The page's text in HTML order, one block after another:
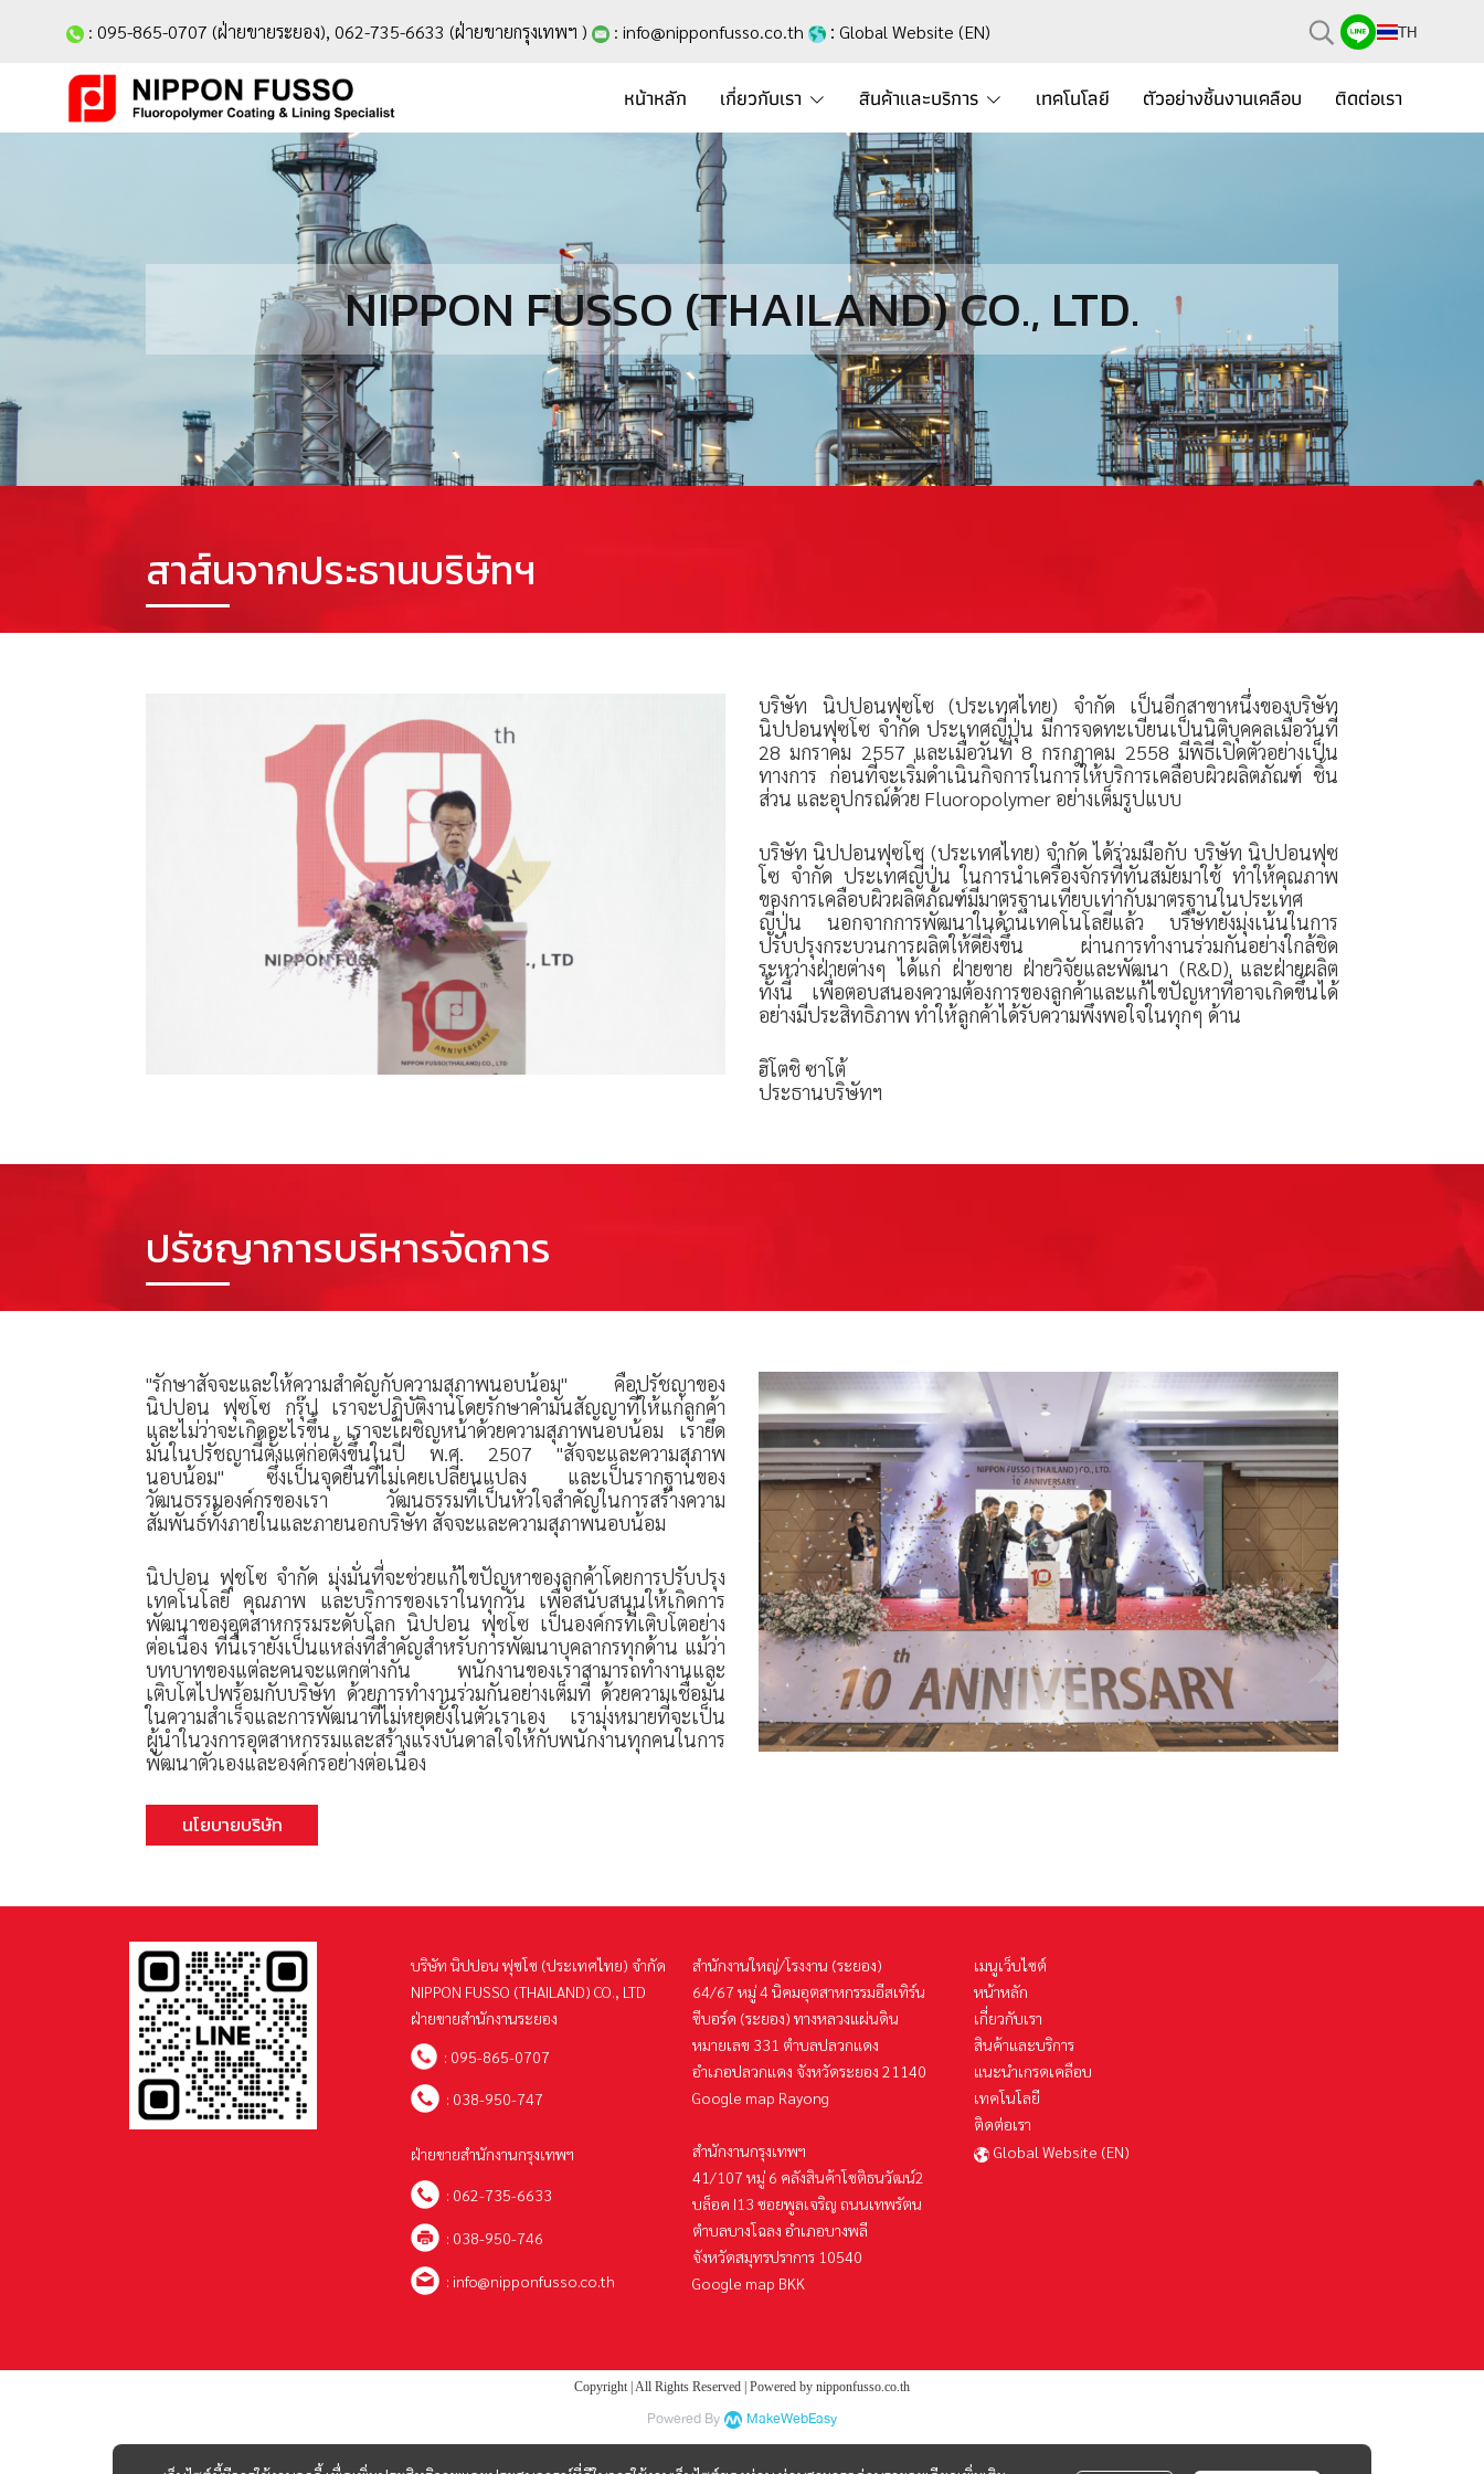
: 095-865-0707 (ฝ่ายขายระยอง), 062-735-6633 (ฝ่ายขายกรุงเทพฯ ) : info@nipponfusso.co.th : Global Website (EN) TH
หน้าหลัก เกี่ยวกับเรา สินค้าและบริการ เทคโนโลยี ตัวอย่างชิ้นงานเคลือบ ติดต่อเรา
NIPPON FUSSO (THAILAND) CO., LTD.
สาส์นจากประธานบริษัทฯ
บริษัท นิปปอนฟุซโซ (ประเทศไทย) จำกัด เป็นอีกสาขาหนึ่งของบริษัท
นิปปอนฟุซโซ จำกัด ประเทศญี่ปุ่น มีการจดทะเบียนเป็นนิติบุคคลเมื่อวันที่
28 มกราคม 2557 และเมื่อวันที่ 8 กรกฎาคม 2558 มีพิธีเปิดตัวอย่างเป็น
ทางการ ก่อนที่จะเริ่มดำเนินกิจการในการให้บริการเคลือบผิวผลิตภัณฑ์ ชิ้น
ส่วน และอุปกรณ์ด้วย Fluoropolymer อย่างเต็มรูปแบบ
บริษัท นิปปอนฟุซโซ (ประเทศไทย) จำกัด ได้ร่วมมือกับ บริษัท นิปปอนฟุซ
โซ จำกัด ประเทศญี่ปุ่น ในการนำเครื่องจักรที่ทันสมัยมาใช้ ทำให้คุณภาพ
ของการเคลือบผิวผลิตภัณฑ์มีมาตรฐานเทียบเท่ากับมาตรฐานในประเทศ
ญี่ปุ่น นอกจากการพัฒนาในด้านเทคโนโลยีแล้ว บริษัทยังมุ่งเน้นในการ
ปรับปรุงกระบวนการผลิตให้ดียิ่งขึ้น ผ่านการทำงานร่วมกันอย่างใกล้ชิด
ระหว่างฝ่ายต่างๆ ได้แก่ ฝ่ายขาย ฝ่ายวิจัยและพัฒนา (R&D) และฝ่ายผลิต
ทั้งนี้ เพื่อตอบสนองความต้องการของลูกค้าและแก้ไขปัญหาที่อาจเกิดขึ้นได้
อย่างมีประสิทธิภาพ ทำให้ลูกค้าได้รับความพึงพอใจในทุกๆ ด้าน
ฮิโตชิ ซาโต้
ประธานบริษัทฯ
ปรัชญาการบริหารจัดการ
"รักษาสัจจะและให้ความสำคัญกับความสุภาพนอบน้อม" คือปรัชญาของ
นิปปอน ฟุซโซ กรุ๊ป เราจะปฏิบัติงานโดยรักษาคำมั่นสัญญาที่ให้แก่ลูกค้า
และไม่ว่าจะเกิดอะไรขึ้น เราจะเผชิญหน้าด้วยความสุภาพนอบน้อม เรายึด
มั่นในปรัชญานี้ตั้งแต่ก่อตั้งขึ้นในปี พ.ศ. 2507 "สัจจะและความสุภาพ
นอบน้อม" ซึ่งเป็นจุดยืนที่ไม่เคยเปลี่ยนแปลง และเป็นรากฐานของ
วัฒนธรรมองค์กรของเรา วัฒนธรรมที่เป็นหัวใจสำคัญในการสร้างความ
สัมพันธ์ทั้งภายในและภายนอกบริษัท สัจจะและความสุภาพนอบน้อม
นิปปอน ฟุชโซ จำกัด มุ่งมั่นที่จะช่วยแก้ไขปัญหาของลูกค้าโดยการปรับปรุง
เทคโนโลยี คุณภาพ และบริการของเราในทุกวัน เพื่อสนับสนุนให้เกิดการ
พัฒนาของอุตสาหกรรมระดับโลก นิปปอน ฟุชโซ เป็นองค์กรที่เติบโตอย่าง
ต่อเนื่อง ที่นี่เรายังเป็นแหล่งที่สำคัญสำหรับการพัฒนาบุคลากรทุกด้าน แม้ว่า
บทบาทของแต่ละคนจะแตกต่างกัน พนักงานของเราสามารถทำงานและ
เติบโตไปพร้อมกับบริษัท ด้วยการทำงานร่วมกันอย่างเต็มที่ ด้วยความเชื่อมั่น
ในความสำเร็จและการพัฒนาที่ไม่หยุดยั้งในตัวเราเอง เรามุ่งหมายที่จะเป็น
ผู้นำในวงการอุตสาหกรรมและสร้างแรงบันดาลใจให้กับพนักงานทุกคนในการ
พัฒนาตัวเองและองค์กรอย่างต่อเนื่อง
นโยบายบริษัท
บริษัท นิปปอน ฟุซโซ (ประเทศไทย) จำกัด
NIPPON FUSSO (THAILAND) CO., LTD
ฝ่ายขายสำนักงานระยอง
: 095-865-0707
: 038-950-747
ฝ่ายขายสำนักงานกรุงเทพฯ
: 062-735-6633
: 038-950-746
: info@nipponfusso.co.th
สำนักงานใหญ่/โรงงาน (ระยอง)
64/67 หมู่ 4 นิคมอุตสาหกรรมอีสเทิร์น
ซีบอร์ด (ระยอง) ทางหลวงแผ่นดิน
หมายเลข 331 ตำบลปลวกแดง
อำเภอปลวกแดง จังหวัดระยอง 21140
Google map Rayong
สำนักงานกรุงเทพฯ
41/107 หมู่ 6 คลังสินค้าโชติธนวัฒน์2
บล็อค I13 ซอยพูลเจริญ ถนนเทพรัตน
ตำบลบางโฉลง อำเภอบางพลี
จังหวัดสมุทรปราการ 10540
Google map BKK
เมนูเว็บไซต์
หน้าหลัก
เกี่ยวกับเรา
สินค้าและบริการ
แนะนำเกรดเคลือบ
เทคโนโลยี
ติดต่อเรา
Global Website (EN)
Copyright | All Rights Reserved | Powered by nipponfusso.co.th
Powered By MakeWebEasy